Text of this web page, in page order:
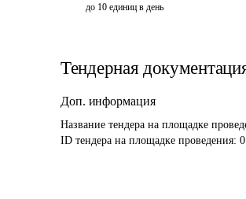
до 10 единиц в день
Тендерная
Доп. информация
Название тендера на площадке
ID тендера на площадке проведения: